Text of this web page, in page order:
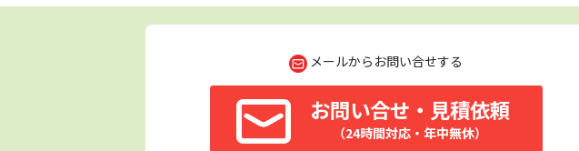
メールからお問い合せする
お問い合せ・見積依頼
（24時間対応・年中無休）